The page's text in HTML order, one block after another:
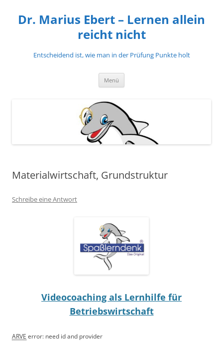
springen
Dr. Marius Ebert – Lernen allein
reicht nicht
Entscheidend ist, wie man in der Prüfung Punkte holt
Menü
Materialwirtschaft, Grundstruktur
Schreibe eine Antwort
Videocoaching als Lernhilfe für
Betriebswirtschaft
ARVE error: need id and provider